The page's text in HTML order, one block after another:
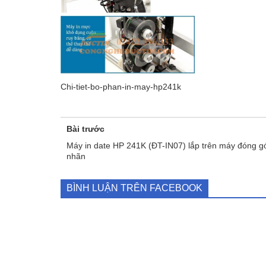
Chi-tiet-bo-phan-in-may-hp241k
Bài trước
Máy in date HP 241K (ĐT-IN07) lắp trên máy đóng
nhãn
BÌNH LUẬN TRÊN FACEBOOK